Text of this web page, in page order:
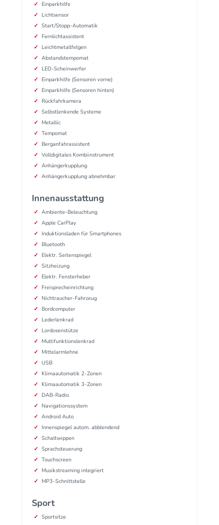
Einparkhilfe
Lichtsensor
Start/Stopp-Automatik
Fernlichtassistent
Leichtmetallfelgen
Abstandstempomat
LED-Scheinwerfer
Einparkhilfe (Sensoren vorne)
Einparkhilfe (Sensoren hinten)
Rückfahrkamera
Selbstlenkende Systeme
Metallic
Tempomat
Berganfahrassistent
Volldigitales Kombiinstrument
Anhängerkupplung
Anhängerkupplung abnehmbar
Innenausstattung
Ambiente-Beleuchtung
Apple CarPlay
Induktionsladen für Smartphones
Bluetooth
Elektr. Seitenspiegel
Sitzheizung
Elektr. Fensterheber
Freisprecheinrichtung
Nichtraucher-Fahrzeug
Bordcomputer
Lederlenkrad
Lordosenstütze
Multifunktionslenkrad
Mittelarmlehne
USB
Klimaautomatik 2-Zonen
Klimaautomatik 3-Zonen
DAB-Radio
Navigationssystem
Android Auto
Innenspiegel autom. abblendend
Schaltwippen
Sprachsteuerung
Touchscreen
Musikstreaming integriert
MP3-Schnittstelle
Sport
Sportsitze